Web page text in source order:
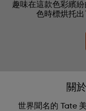
趣味在這款色彩繽
色時標烘托出
關
世界聞名的 Tate